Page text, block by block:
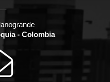
- Colombia